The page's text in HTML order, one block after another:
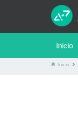
Inicio
Inicio